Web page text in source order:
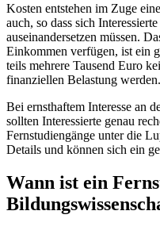
Kosten entstehen im Zuge
auch, so dass sich
auseinandersetzen müssen.
Einkommen verfügen, ist ein
teils mehrere Tausend Euro
finanziellen Belastung werden.
Bei ernsthaftem Interesse an
sollten Interessierte genau
Fernstudiengänge unter die
Details und können sich ein
Wann ist ein